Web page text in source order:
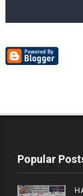
Popular